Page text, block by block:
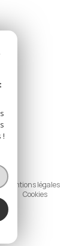
Mentions légales
Cookies
!